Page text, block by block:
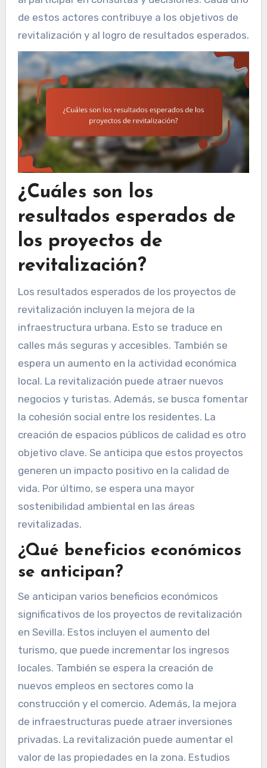
de estos actores contribuye a los objetivos de
revitalización y al logro de resultados esperados.
¿Cuáles son los
resultados esperados de
los proyectos de
revitalización?
Los resultados esperados de los proyectos de
revitalización incluyen la mejora de la
infraestructura urbana. Esto se traduce en
calles más seguras y accesibles. También se
espera un aumento en la actividad económica
local. La revitalización puede atraer nuevos
negocios y turistas. Además, se busca fomentar
la cohesión social entre los residentes. La
creación de espacios públicos de calidad es otro
objetivo clave. Se anticipa que estos proyectos
generen un impacto positivo en la calidad de
vida. Por último, se espera una mayor
sostenibilidad ambiental en las áreas
revitalizadas.
¿Qué beneficios económicos
se anticipan?
Se anticipan varios beneficios económicos
significativos de los proyectos de revitalización
en Sevilla. Estos incluyen el aumento del
turismo, que puede incrementar los ingresos
locales. También se espera la creación de
nuevos empleos en sectores como la
construcción y el comercio. Además, la mejora
de infraestructuras puede atraer inversiones
privadas. La revitalización puede aumentar el
valor de las propiedades en la zona. Estudios